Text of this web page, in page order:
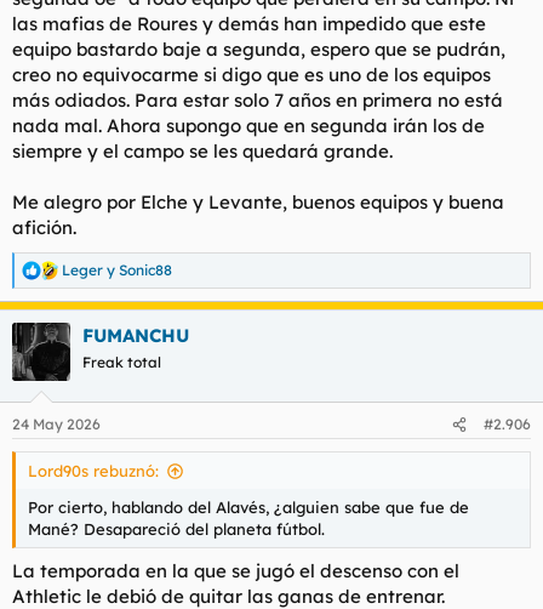
las mafias de Roures y demás han impedido que este
equipo bastardo baje a segunda, espero que se pudrán,
creo no equivocarme si digo que es uno de los equipos
más odiados. Para estar solo 7 años en primera no está
nada mal. Ahora supongo que en segunda irán los de
siempre y el campo se les quedará grande.
Me alegro por Elche y Levante, buenos equipos y buena
afición.
R
e
a
c
c
i
e
s
Leger y Sonic88
FUMANCHU
Freak total
24 May 2026 #2.906
Lord90s rebuznó:
Por cierto, hablando del Alavés, ¿alguien sabe que fue de
Mané? Desapareció del planeta fútbol.
La temporada en la que se jugó el descenso con el
Athletic le debió de quitar las ganas de entrenar.